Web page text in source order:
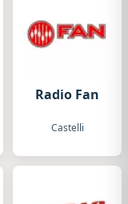
Radio Fan
Castelli